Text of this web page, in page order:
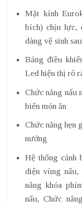
Mặt kính
bích) chịu lực,
dàng vệ sinh
Bảng điều
Led hiện thị rõ
Chức năng nấu
biến món ăn
Chức năng hẹn
nướng
Hệ thống cảnh
diện vùng
năng khóa
nấu, Chức